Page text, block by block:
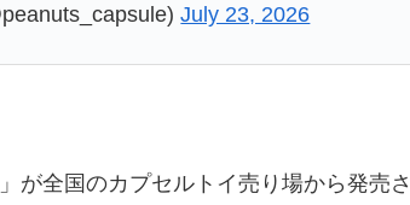
July 23, 2026
」が全国のカプセルトイ売り場から発売